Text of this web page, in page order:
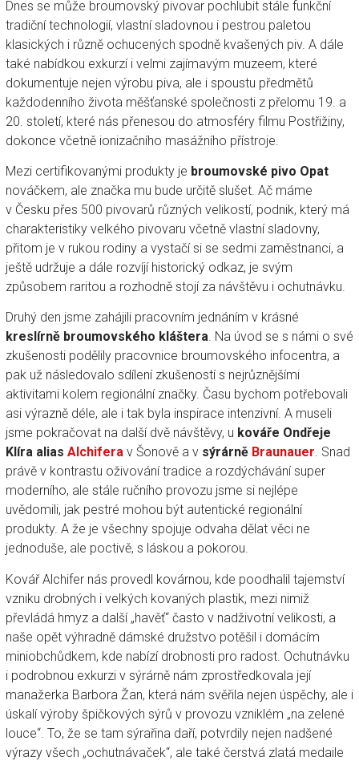
Dnes se může broumovský pivovar pochlubit stále funkční
tradiční technologií, vlastní sladovnou i pestrou paletou
klasických i různě ochucených spodně kvašených piv. A dále
také nabídkou exkurzí i velmi zajímavým muzeem, které
dokumentuje nejen výrobu piva, ale i spoustu předmětů
každodenního života měšťanské společnosti z přelomu 19. a
20. století, které nás přenesou do atmosféry filmu Postřižiny,
dokonce včetně ionizačního masážního přístroje.
Mezi certifikovanými produkty je broumovské pivo Opat
nováčkem, ale značka mu bude určitě slušet. Ač máme
v Česku přes 500 pivovarů různých velikostí, podnik, který má
charakteristiky velkého pivovaru včetně vlastní sladovny,
přitom je v rukou rodiny a vystačí si se sedmi zaměstnanci, a
ještě udržuje a dále rozvíjí historický odkaz, je svým
způsobem raritou a rozhodně stojí za návštěvu i ochutnávku.
Druhý den jsme zahájili pracovním jednáním v krásné
kreslírně broumovského kláštera. Na úvod se s námi o své
zkušenosti podělily pracovnice broumovského infocentra, a
pak už následovalo sdílení zkušeností s nejrůznějšími
aktivitami kolem regionální značky. Času bychom potřebovali
asi výrazně déle, ale i tak byla inspirace intenzivní. A museli
jsme pokračovat na další dvě návštěvy, u kováře Ondřeje
Klíra alias Alchiferav Šonově a v sýrárně Braunauer. Snad
právě v kontrastu oživování tradice a rozdýchávání super
moderního, ale stále ručního provozu jsme si nejlépe
uvědomili, jak pestré mohou být autentické regionální
produkty. A že je všechny spojuje odvaha dělat věci ne
jednoduše, ale poctivě, s láskou a pokorou.
Kovář Alchifer nás provedl kovárnou, kde poodhalil tajemství
vzniku drobných i velkých kovaných plastik, mezi nimiž
převládá hmyz a další „havěť“ často v nadživotní velikosti, a
naše opět výhradně dámské družstvo potěšil i domácím
miniobchůdkem, kde nabízí drobnosti pro radost. Ochutnávku
i podrobnou exkurzi v sýrárně nám zprostředkovala její
manažerka Barbora Žan, která nám svěřila nejen úspěchy, ale i
úskalí výroby špičkových sýrů v provozu vzniklém „na zelené
louce“. To, že se tam sýrařina daří, potvrdily nejen nadšené
výrazy všech „ochutnávaček“, ale také čerstvá zlatá medaile